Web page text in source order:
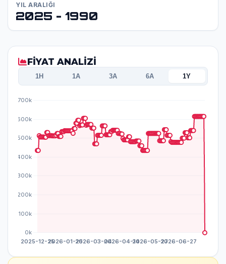
YIL ARALIĞI
2025 - 1990
FİYAT ANALİZİ
1H 1A 3A 6A 1Y